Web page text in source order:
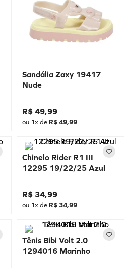
Sandália Zaxy 19417
Nude
R$ 49,99
ou 1x de R$49,99
Chinelo Rider R1 III
12295 19/22/25 Azul
R$ 34,99
ou 1x de R$ 34,99
Tênis Bibi Volt 2.0
1294016 Marinho